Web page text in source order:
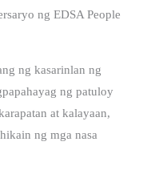
ng EDSA People
ng kasarinlan ng
ng patuloy
at kalayaan,
ng mga nasa